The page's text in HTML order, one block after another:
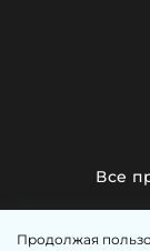
Все
Продолжая